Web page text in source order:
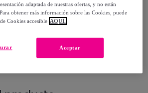
08y el27/08
adaptada de nuestras ofertas, y no están
obtener más información sobre las Cookies, puede
Cookies accesible AQUÍ.
Aceptar